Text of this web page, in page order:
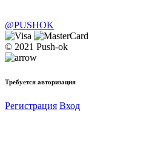
@PUSHOK
© 2021 Push-ok
Требуется авторизация
Регистрация Вход